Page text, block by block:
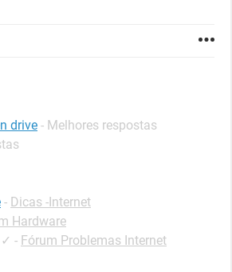
drive - Melhores respostas
- Dicas -Internet
Hardware
✓ - Fórum Problemas Internet